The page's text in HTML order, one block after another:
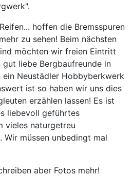
hoffen die Bremsspuren
zu sehen! Beim nächsten
möchten wir freien Eintritt
liebe Bergbaufreunde in
Neustädler Hobbyberkwerk
ist so haben wir uns dies
erzählen lassen! Es ist
liebevoll geführtes
vieles naturgetreu
Wir müssen unbedingt mal
aber Fotos mehr!